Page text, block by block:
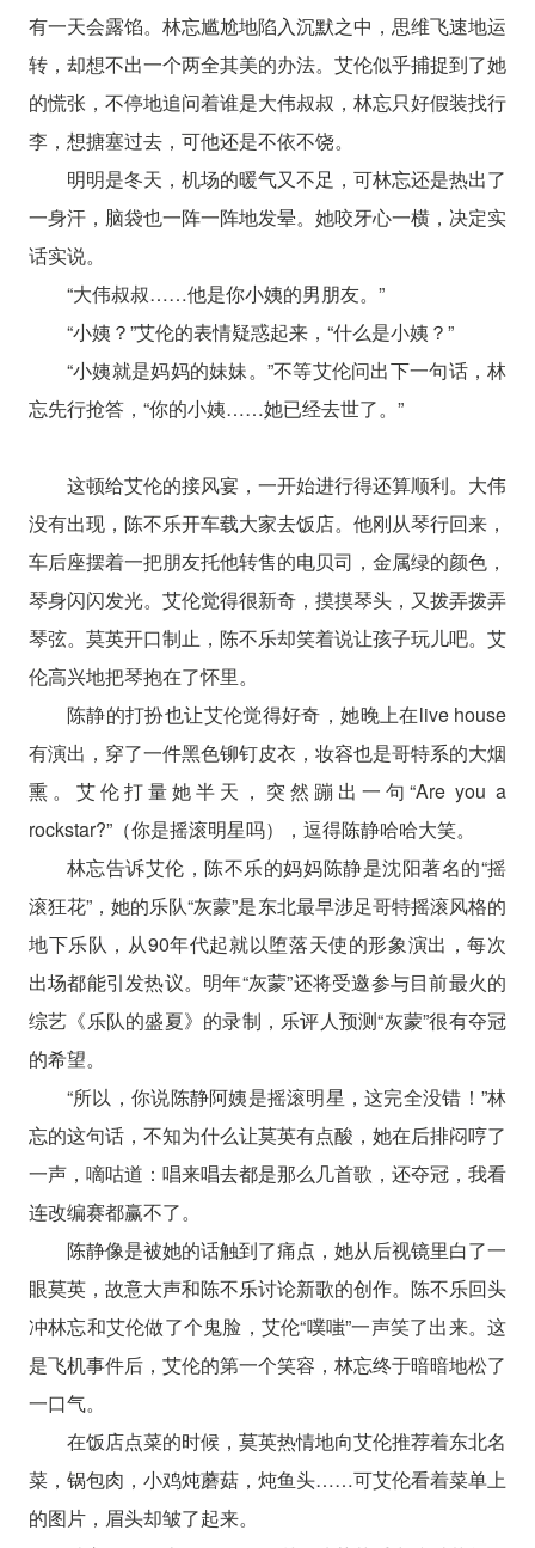
有一天会露馅。林忘尴尬地陷入沉默之中，思维飞速地运
转，却想不出一个两全其美的办法。艾伦似乎捕捉到了她
的慌张，不停地追问着谁是大伟叔叔，林忘只好假装找行
李，想搪塞过去，可他还是不依不饶。
明明是冬天，机场的暖气又不足，可林忘还是热出了
一身汗，脑袋也一阵一阵地发晕。她咬牙心一横，决定实
话实说。
“大伟叔叔……他是你小姨的男朋友。”
“小姨？”艾伦的表情疑惑起来，“什么是小姨？”
“小姨就是妈妈的妹妹。”不等艾伦问出下一句话，林
忘先行抢答，“你的小姨……她已经去世了。”
这顿给艾伦的接风宴，一开始进行得还算顺利。大伟
没有出现，陈不乐开车载大家去饭店。他刚从琴行回来，
车后座摆着一把朋友托他转售的电贝司，金属绿的颜色，
琴身闪闪发光。艾伦觉得很新奇，摸摸琴头，又拨弄拨弄
琴弦。莫英开口制止，陈不乐却笑着说让孩子玩儿吧。艾
伦高兴地把琴抱在了怀里。
陈静的打扮也让艾伦觉得好奇，她晚上在live house
有演出，穿了一件黑色铆钉皮衣，妆容也是哥特系的大烟
熏。艾伦打量她半天，突然蹦出一句“Are you a
rockstar?”（你是摇滚明星吗），逗得陈静哈哈大笑。
林忘告诉艾伦，陈不乐的妈妈陈静是沈阳著名的“摇
滚狂花”，她的乐队“灰蒙”是东北最早涉足哥特摇滚风格的
地下乐队，从90年代起就以堕落天使的形象演出，每次
出场都能引发热议。明年“灰蒙”还将受邀参与目前最火的
综艺《乐队的盛夏》的录制，乐评人预测“灰蒙”很有夺冠
的希望。
“所以，你说陈静阿姨是摇滚明星，这完全没错！”林
忘的这句话，不知为什么让莫英有点酸，她在后排闷哼了
一声，嘀咕道：唱来唱去都是那么几首歌，还夺冠，我看
连改编赛都赢不了。
陈静像是被她的话触到了痛点，她从后视镜里白了一
眼莫英，故意大声和陈不乐讨论新歌的创作。陈不乐回头
冲林忘和艾伦做了个鬼脸，艾伦“噗嗤”一声笑了出来。这
是飞机事件后，艾伦的第一个笑容，林忘终于暗暗地松了
一口气。
在饭店点菜的时候，莫英热情地向艾伦推荐着东北名
菜，锅包肉，小鸡炖蘑菇，炖鱼头……可艾伦看着菜单上
的图片，眉头却皱了起来。